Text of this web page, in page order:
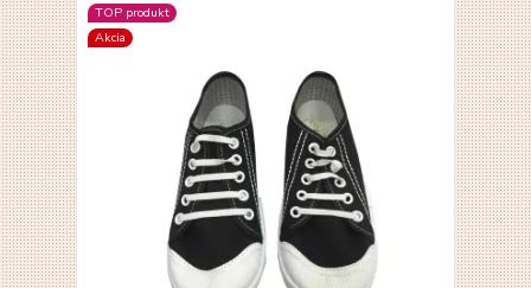
TOP produkt
Akcia